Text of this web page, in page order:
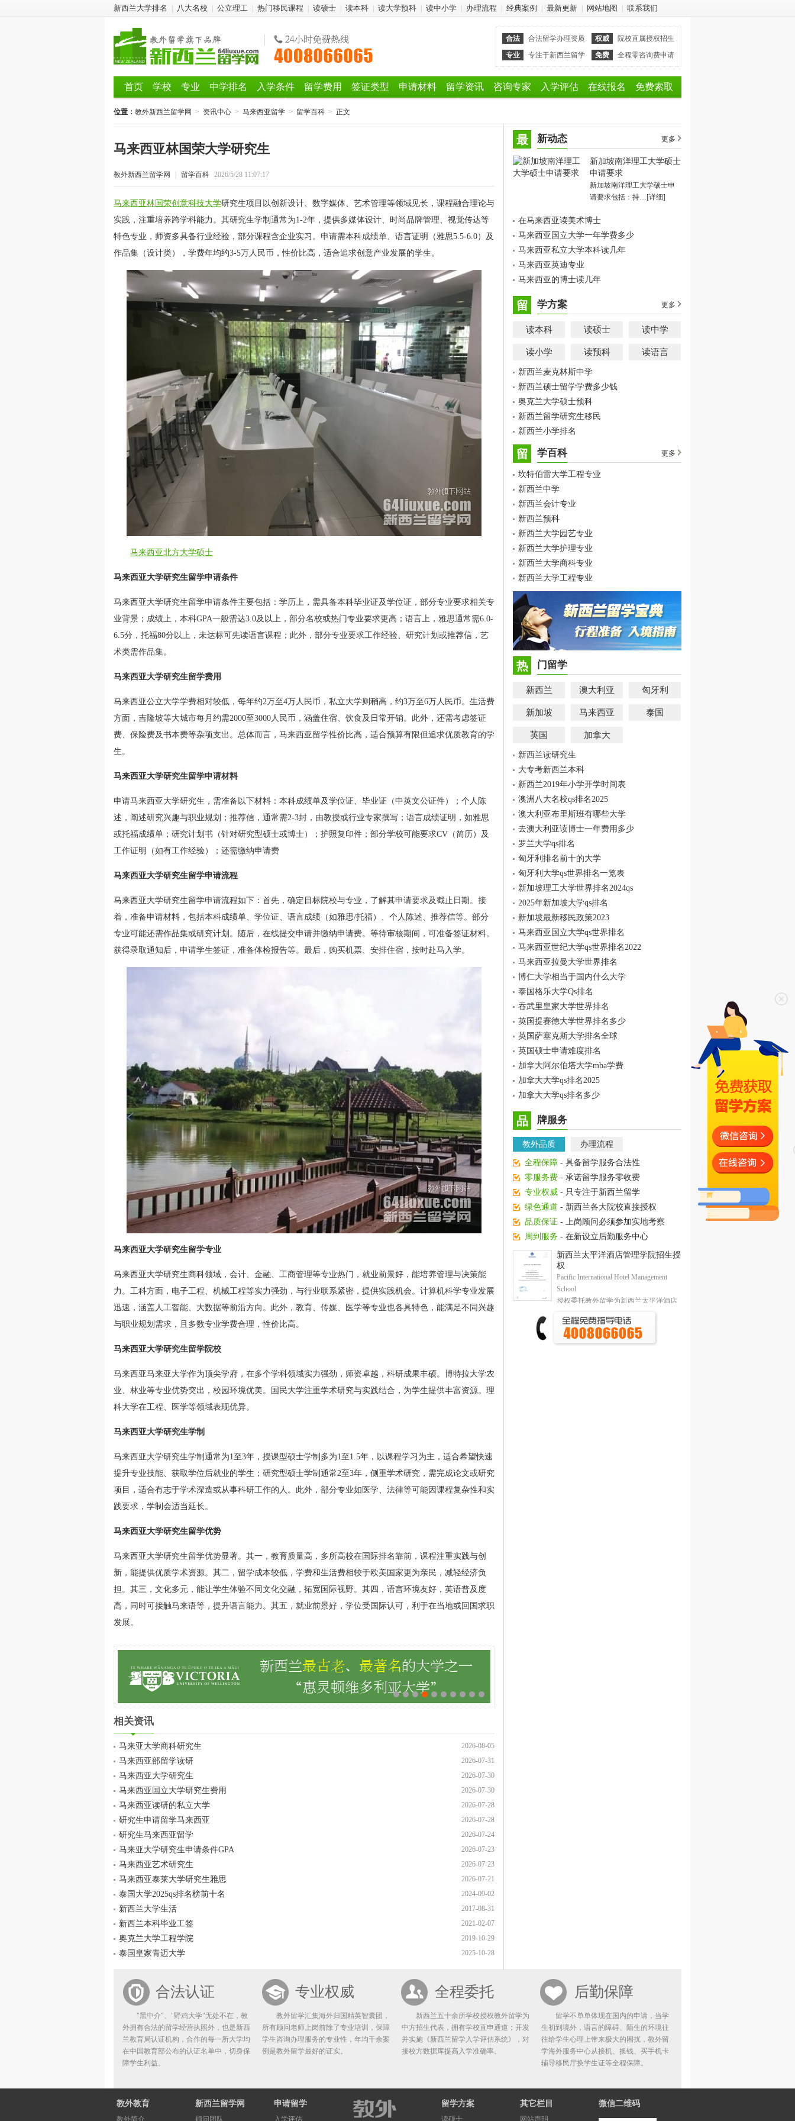
新西兰大学排名 八大名校 公立理工 热门移民课程 读硕士 读本科 读大学预科 读中小学 办理流程 经典案例 最新更新 网站地图 联系我们
合法 合法留学办理资质 权威
院校直属授权招生
专业
专注于新西兰留学 免费 全程零咨询费申请
首页 学校 专业 中学排名 入学条件 留学费用 签证类型 申请材料 留学资讯 咨询专家 入学评估 在线报名 免费索取
位置： 教外新西兰留学网 > 资讯中心 > 马来西亚留学 > 留学百科 > 正文
马来西亚林国荣大学研究生
教外新西兰留学网 留学百科 2026/5/28 11:07:17
马来西亚林国荣创意科技大学研究生项目以创新设计、数字媒体、艺术管理等领域见长，课程融合理论与
实践，注重培养跨学科能力。其研究生学制通常为1-2年，提供多媒体设计、时尚品牌管理、视觉传达等
特色专业，师资多具备行业经验，部分课程含企业实习。申请需本科成绩单、语言证明（雅思5.5-6.0）及
作品集（设计类），学费年均约3-5万人民币，性价比高，适合追求创意产业发展的学生。
马来西亚北方大学硕士
马来西亚大学研究生留学申请条件
马来西亚大学研究生留学申请条件主要包括：学历上，需具备本科毕业证及学位证，部分专业要求相关专
业背景；成绩上，本科GPA一般需达3.0及以上，部分名校或热门专业要求更高；语言上，雅思通常需6.0-
6.5分，托福80分以上，未达标可先读语言课程；此外，部分专业要求工作经验、研究计划或推荐信，艺
术类需作品集。
马来西亚大学研究生留学费用
马来西亚公立大学学费相对较低，每年约2万至4万人民币，私立大学则稍高，约3万至6万人民币。生活费
方面，吉隆坡等大城市每月约需2000至3000人民币，涵盖住宿、饮食及日常开销。此外，还需考虑签证
费、保险费及书本费等杂项支出。总体而言，马来西亚留学性价比高，适合预算有限但追求优质教育的学
生。
马来西亚大学研究生留学申请材料
申请马来西亚大学研究生，需准备以下材料：本科成绩单及学位证、毕业证（中英文公证件）；个人陈
述，阐述研究兴趣与职业规划；推荐信，通常需2-3封，由教授或行业专家撰写；语言成绩证明，如雅思
或托福成绩单；研究计划书（针对研究型硕士或博士）；护照复印件；部分学校可能要求CV（简历）及
工作证明（如有工作经验）；还需缴纳申请费
马来西亚大学研究生留学申请流程
马来西亚大学研究生留学申请流程如下：首先，确定目标院校与专业，了解其申请要求及截止日期。接
着，准备申请材料，包括本科成绩单、学位证、语言成绩（如雅思/托福）、个人陈述、推荐信等。部分
专业可能还需作品集或研究计划。随后，在线提交申请并缴纳申请费。等待审核期间，可准备签证材料。
获得录取通知后，申请学生签证，准备体检报告等。最后，购买机票、安排住宿，按时赴马入学。
马来西亚大学研究生留学专业
马来西亚大学研究生商科领域，会计、金融、工商管理等专业热门，就业前景好，能培养管理与决策能
力。工科方面，电子工程、机械工程等实力强劲，与行业联系紧密，提供实践机会。计算机科学专业发展
迅速，涵盖人工智能、大数据等前沿方向。此外，教育、传媒、医学等专业也各具特色，能满足不同兴趣
与职业规划需求，且多数专业学费合理，性价比高。
马来西亚大学研究生留学院校
马来西亚马来亚大学作为顶尖学府，在多个学科领域实力强劲，师资卓越，科研成果丰硕。博特拉大学农
业、林业等专业优势突出，校园环境优美。国民大学注重学术研究与实践结合，为学生提供丰富资源。理
科大学在工程、医学等领域表现优异。
马来西亚大学研究生学制
马来西亚大学研究生学制通常为1至3年，授课型硕士学制多为1至1.5年，以课程学习为主，适合希望快速
提升专业技能、获取学位后就业的学生；研究型硕士学制通常2至3年，侧重学术研究，需完成论文或研究
项目，适合有志于学术深造或从事科研工作的人。此外，部分专业如医学、法律等可能因课程复杂性和实
践要求，学制会适当延长。
马来西亚大学研究生留学优势
马来西亚大学研究生留学优势显著。其一，教育质量高，多所高校在国际排名靠前，课程注重实践与创
新，能提供优质学术资源。其二，留学成本较低，学费和生活费相较于欧美国家更为亲民，减轻经济负
担。其三，文化多元，能让学生体验不同文化交融，拓宽国际视野。其四，语言环境友好，英语普及度
高，同时可接触马来语等，提升语言能力。其五，就业前景好，学位受国际认可，利于在当地或回国求职
发展。
相关资讯
2026-08-05
马来亚大学商科研究生
2026-07-31
马来西亚部留学读研
2026-07-30
马来西亚大学研究生
2026-07-30
马来西亚国立大学研究生费用
2026-07-28
马来西亚读研的私立大学
2026-07-28
研究生申请留学马来西亚
2026-07-24
研究生马来西亚留学
2026-07-23
马来亚大学研究生申请条件GPA
2026-07-23
马来西亚艺术研究生
2026-07-21
马来西亚泰莱大学研究生雅思
2024-09-02
泰国大学2025qs排名榜前十名
2017-08-31
新西兰大学生活
2021-02-07
新西兰本科毕业工签
2019-10-29
奥克兰大学工程学院
2025-10-28
泰国皇家青迈大学
最 新动态 更多
新加坡南洋理工大学硕士
申请要求
新加坡南洋理工大学硕士申
请要求包括：持…[详细]
在马来西亚读美术博士
马来西亚国立大学一年学费多少
马来西亚私立大学本科读几年
马来西亚英迪专业
马来西亚的博士读几年
留 学方案 更多
读本科 读硕士 读中学
读小学 读预科 读语言
新西兰麦克林斯中学
新西兰硕士留学学费多少钱
奥克兰大学硕士预科
新西兰留学研究生移民
新西兰小学排名
留 学百科 更多
坎特伯雷大学工程专业
新西兰中学
新西兰会计专业
新西兰预科
新西兰大学园艺专业
新西兰大学护理专业
新西兰大学商科专业
新西兰大学工程专业
热 门留学
新西兰 澳大利亚 匈牙利
新加坡 马来西亚 泰国
英国 加拿大
新西兰读研究生
大专考新西兰本科
新西兰2019年小学开学时间表
澳洲八大名校qs排名2025
澳大利亚布里斯班有哪些大学
去澳大利亚读博士一年费用多少
罗兰大学qs排名
匈牙利排名前十的大学
匈牙利大学qs世界排名一览表
新加坡理工大学世界排名2024qs
2025年新加坡大学qs排名
新加坡最新移民政策2023
马来西亚国立大学qs世界排名
马来西亚世纪大学qs世界排名2022
马来西亚拉曼大学世界排名
博仁大学相当于国内什么大学
泰国格乐大学Qs排名
吞武里皇家大学世界排名
英国提赛德大学世界排名多少
英国萨塞克斯大学排名全球
英国硕士申请难度排名
加拿大阿尔伯塔大学mba学费
加拿大大学qs排名2025
加拿大大学qs排名多少
品 牌服务
教外品质 办理流程
全程保障 - 具备留学服务合法性
零服务费 - 承诺留学服务零收费
专业权威 - 只专注于新西兰留学
绿色通道 - 新西兰各大院校直接授权
品质保证 - 上岗顾问必须参加实地考察
周到服务 - 在新设立后勤服务中心
合法认证
"黑中介"、"野鸡大学"无处不在，教
外拥有合法的留学经营执照外，也是新西
兰教育局认证机构，合作的每一所大学均
在中国教育部公布的认证名单中，切身保
障学生利益。
专业权威
教外留学汇集海外归国精英智囊团，
所有顾问老师上岗前除了专业培训，保障
学生咨询办理服务的专业性，年均千余案
例是教外留学最好的证实。
全程委托
新西兰五十余所学校授权教外留学为
中方招生代表，拥有学校直申通道；开发
并实施《新西兰留学入学评估系统》，对
接校方数据库提高入学准确率。
后勤保障
留学不单单体现在国内的申请，当学
生初到境外，语言的障碍、陌生的环境往
往给学生心理上带来极大的困扰，教外留
学海外服务中心从接机、换钱、买手机卡
辅导移民厅换学生证等全程保障。
教外教育
教外简介
新西兰留学网
顾问团队
申请留学
入学评估
留学方案
读硕士
其它栏目
网站声明
微信二维码